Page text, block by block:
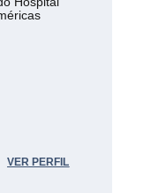
VER PERFIL